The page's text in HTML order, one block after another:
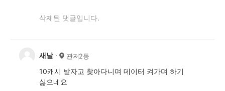
삭제된 댓글입니다.
새날 관저2동
10캐시 받자고 찾아다니며 데이터 켜가며 하기
싫으네요